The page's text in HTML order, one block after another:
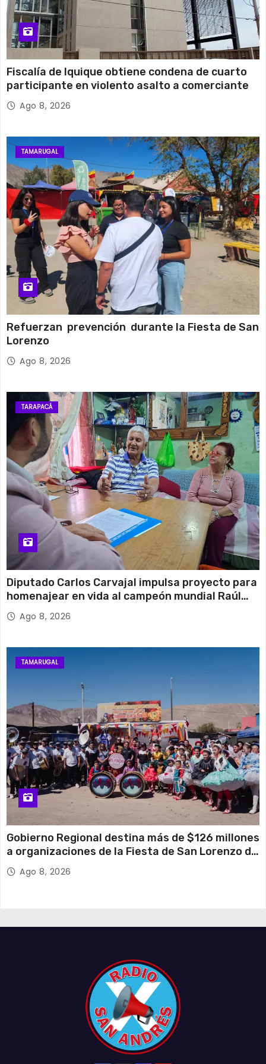
Fiscalía de Iquique obtiene condena de cuarto
participante en violento asalto a comerciante
Ago 8, 2026
TAMARUGAL
Refuerzan prevención durante la Fiesta de San
Lorenzo
Ago 8, 2026
TARAPACÁ
Diputado Carlos Carvajal impulsa proyecto para
homenajear en vida al campeón mundial Raúl
Choque
Ago 8, 2026
TAMARUGAL
Gobierno Regional destina más de $126 millones
a organizaciones de la Fiesta de San Lorenzo de
Tarapacá
Ago 8, 2026